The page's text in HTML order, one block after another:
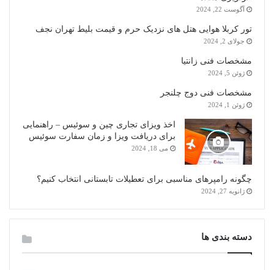
آگوست 22, 2024
تور کربلا هوایی هتل های نزدیک حرم و قیمت بلیط تهران نجف
جولای 2, 2024
مشخصات فنی زانتیا
ژوئن 5, 2024
مشخصات فنی دوج چلنجر
ژوئن 1, 2024
اخذ ویزای تجاری چین و سوئیس – راهنمایی
برای دریافت ویزا و زمان سفارت سوئیس
می 18, 2024
چگونه رامپرهای مناسبی برای تعطیلات تابستانی انتخاب کنیم؟
ژانویه 27, 2024
دسته بندی ها